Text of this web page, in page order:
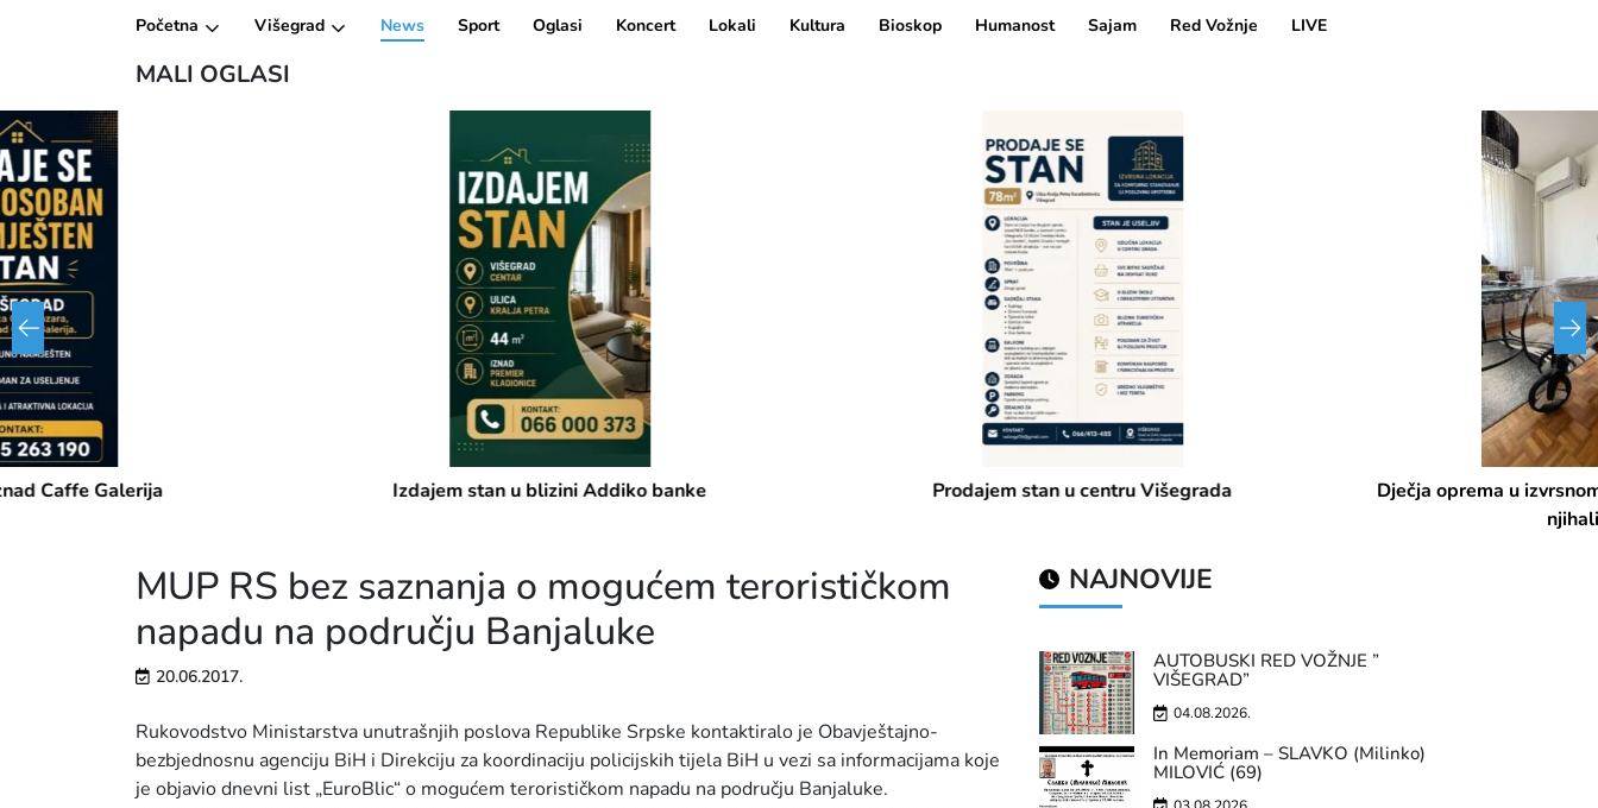
Početna Višegrad News Sport Oglasi Koncert Lokali Kultura Bioskop Humanost Sajam Red Vožnje LIVE
MALI OGLASI
Izdajem stan u blizini Addiko banke Prodajem stan u centru Višegrada
Dječja oprema u izvrsnom stanju (Kolica 3u1, komoda,
MUP RS bez saznanja o mogućem terorističkom
napadu na području Banjaluke
20.06.2017.
Rukovodstvo Ministarstva unutrašnjih poslova Republike Srpske kontaktiralo je Obavještajno-
bezbjednosnu agenciju BiH i Direkciju za koordinaciju policijskih tijela BiH u vezi sa informacijama koje
je objavio dnevni list „EuroBlic“ o mogućem terorističkom napadu na području Banjaluke.
NAJNOVIJE
AUTOBUSKI RED VOŽNJE ”
VIŠEGRAD”
04.08.2026.
In Memoriam – SLAVKO (Milinko)
MILOVIĆ (69)